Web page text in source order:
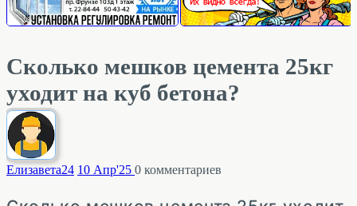
Сколько мешков цемента 25кг
уходит на куб бетона?
Елизавета24 10 Апр'25 0 комментариев